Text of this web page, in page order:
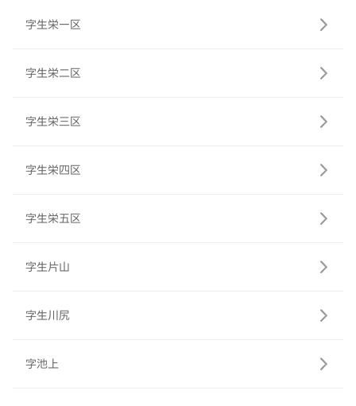
字生栄一区
字生栄二区
字生栄三区
字生栄四区
字生栄五区
字生片山
字生川尻
字池上